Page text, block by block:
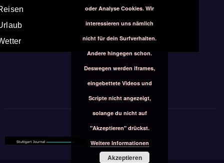
oder Analyse Cookies. Wir
interessieren uns nämlich
nicht für dein Surfverhalten.
Andere hingegen schon.
Deswegen werden iframes,
eingebettete Videos und
Scripte nicht angezeigt,
solange du nicht auf
"Akzeptieren" drückst.
Weitere Informationen
Akzeptieren